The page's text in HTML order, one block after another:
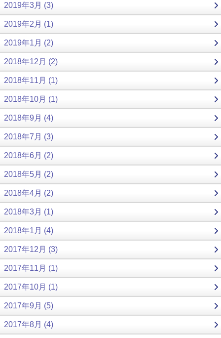
2019年3月 (3)
2019年2月 (1)
2019年1月 (2)
2018年12月 (2)
2018年11月 (1)
2018年10月 (1)
2018年9月 (4)
2018年7月 (3)
2018年6月 (2)
2018年5月 (2)
2018年4月 (2)
2018年3月 (1)
2018年1月 (4)
2017年12月 (3)
2017年11月 (1)
2017年10月 (1)
2017年9月 (5)
2017年8月 (4)